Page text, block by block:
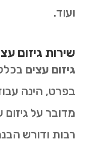
ועוד.
שירות גיזום
גיזום עצים
בפרט, הינה
מדובר על
רבות ודורש